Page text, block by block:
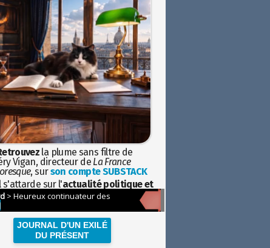
la plume sans filtre de
Vigan, directeur de La France
, surson compte SUBSTACK
s'attarde sur l'actualité politique et
avec la hauteur de vue de
JOURNAL D'UN EXILÉ
DU PRÉSENT